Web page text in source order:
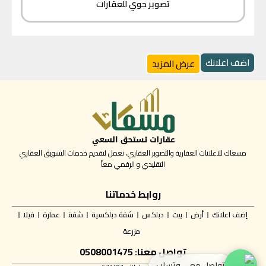
تصوير جوي للعقارات
اضف اعلانك عرض المزيد
مسعاك للاعلانات العقارية والتصوير العقاري، نعمل لتقديم خدمات التسويق العقاري
التقليدي و الرقمي معاً
روابط خدماتنا
إضف اعلانك أرض بيت دبلكس شقة دبلكسية شقة عمارة
فيلا
مزرعة
تواصل معنا: 0508001475